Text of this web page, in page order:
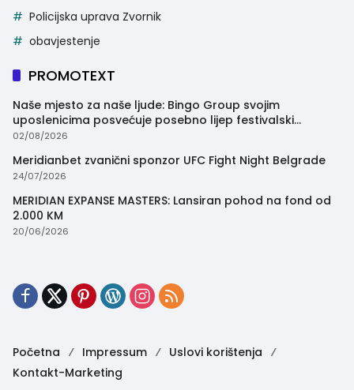
Policijska uprava Zvornik
obavjestenje
PROMOTEXT
Naše mjesto za naše ljude: Bingo Group svojim
uposlenicima posvećuje posebno lijep festivalski
trenutak
02/08/2026
Meridianbet zvanični sponzor UFC Fight Night Belgrade
24/07/2026
MERIDIAN EXPANSE MASTERS: Lansiran pohod na fond od
2.000 KM
20/06/2026
Početna Impressum
Uslovi korištenja
Kontakt-Marketing